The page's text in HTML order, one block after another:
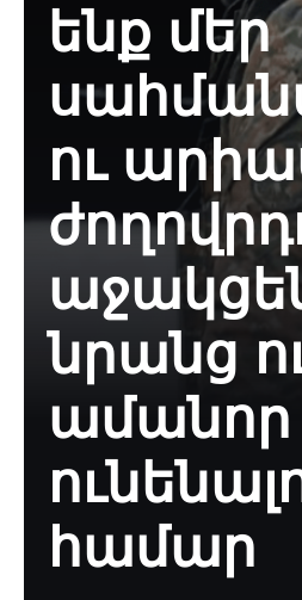
ենք մեր
ու
նրանց
ամանոր
համար